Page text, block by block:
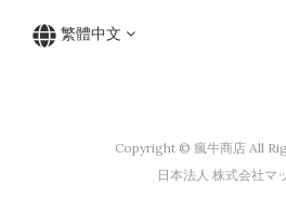
繁體中文
Copyright © 瘋牛商店 All
日本法人 株式会社マ